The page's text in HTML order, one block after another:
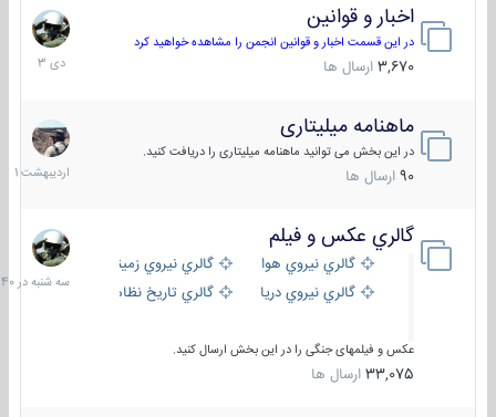
اخبار و قوانین
در این قسمت اخبار و قوانین انجمن را مشاهده خواهید کرد
3,670 ارسال ها
22
دی
1403
ماهنامه میلیتاری
در این بخش می توانید ماهنامه میلیتاری را دریافت کنید.
90 ارسال ها
30
1401
گالري عكس و فيلم
گالري نيروي هوايي
گالري نيروي زميني
گالري نيروي دريايي
گالري تاریخ نظامی
عکس و فیلمهای جنگی را در این بخش ارسال کنید.
33,075 ارسال ها
سه
شنبه
در